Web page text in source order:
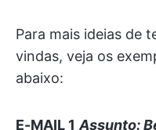
Para mais ideias de
vindas, veja os
abaixo:
E-MAIL 1 Assunto: